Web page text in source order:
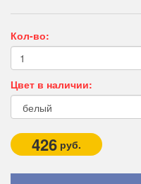
Кол-во:
Цвет в наличии:
426 руб.